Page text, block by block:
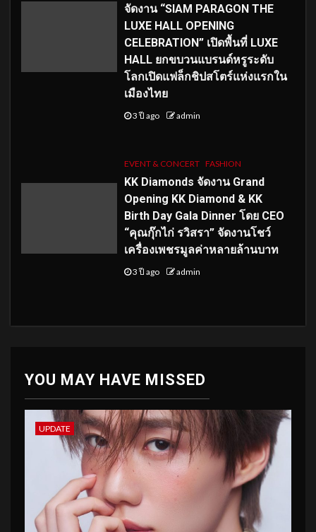
จัดงาน “SIAM PARAGON THE
LUXE HALL OPENING
CELEBRATION” เปิดพื้นที่ LUXE
HALL ยกขบวนแบรนด์หรูระดับ
โลกเปิดแฟล็กชิปสโตร์แห่งแรกใน
เมืองไทย
3 ปี ago admin
EVENT & CONCERT FASHION
KK Diamonds จัดงาน Grand
Opening KK Diamond & KK
Birth Day Gala Dinner โดย CEO
“คุณกุ๊กไก่ รวิสรา” จัดงานโชว์
เครื่องเพชรมูลค่าหลายล้านบาท
3 ปี ago admin
YOU MAY HAVE MISSED
UPDATE